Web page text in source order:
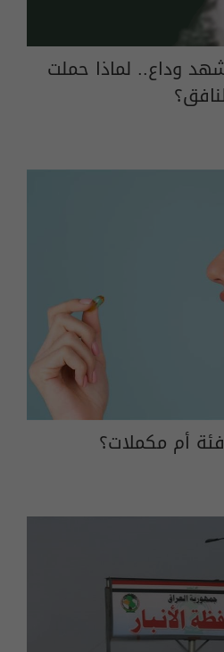
وداع.. لماذا حملت
أم مكملات؟